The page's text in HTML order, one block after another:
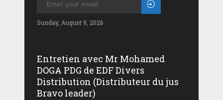
Sunday, August 9, 2026
Entretien avec Mr Mohamed
DOGA PDG de EDF Divers
Distribution (Distributeur du jus
Bravo leader)